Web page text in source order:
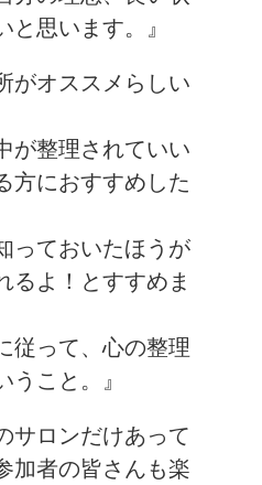
思います。』
がオススメらしい
が整理されていい
方におすすめした
っておいたほうが
るよ！とすすめま
従って、心の整理
こと。』
サロンだけあって
加者の皆さんも楽